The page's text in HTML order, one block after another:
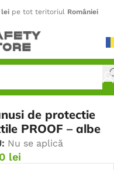
pe tot teritoriul României
de protectie
PROOF – albe
Nu se aplică
lei